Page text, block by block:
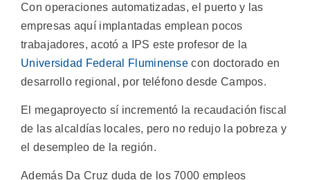
Con operaciones automatizadas, el puerto y las
empresas aquí implantadas emplean pocos
trabajadores, acotó a IPS este profesor de la
Universidad Federal Fluminense con doctorado en
desarrollo regional, por teléfono desde Campos.
El megaproyecto sí incrementó la recaudación fiscal
de las alcaldías locales, pero no redujo la pobreza y
el desempleo de la región.
Además Da Cruz duda de los 7000 empleos